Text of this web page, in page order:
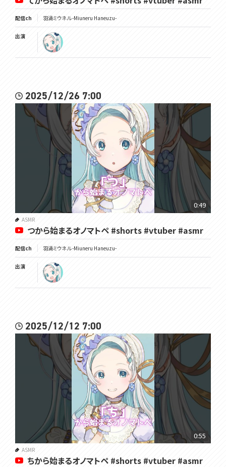
配信ch 羽渦ミウネル -Miuneru Haneuzu-
出演
2025/12/26 7:00
0:49
ASMR
つから始まるオノマトペ #shorts #vtuber #asmr
配信ch 羽渦ミウネル -Miuneru Haneuzu-
出演
2025/12/12 7:00
0:55
ASMR
ちから始まるオノマトペ #shorts #vtuber #asmr